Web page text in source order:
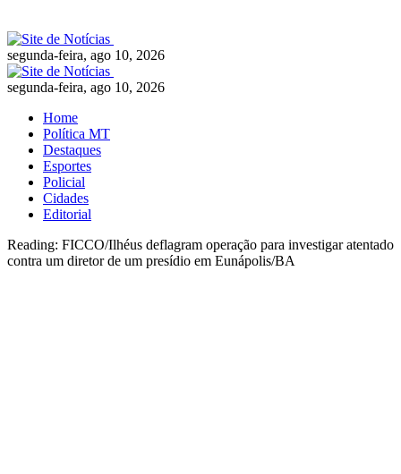
segunda-feira, ago 10, 2026
segunda-feira, ago 10, 2026
Home
Política MT
Destaques
Esportes
Policial
Cidades
Editorial
Reading: FICCO/Ilhéus deflagram operação para investigar atentado
contra um diretor de um presídio em Eunápolis/BA